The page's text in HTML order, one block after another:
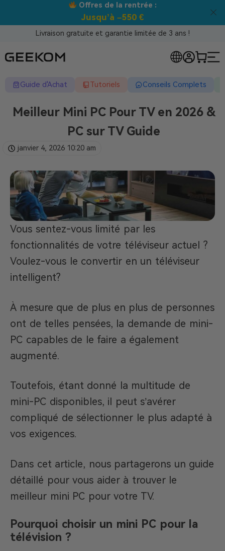
Offres de la rentrée :
Jusqu’à –550 €
Livraison gratuite et garantie limitée de 3 ans !
Guide d'Achat Tutoriels Conseils Complets
Meilleur Mini PC Pour TV en 2026 &
PC sur TV Guide
janvier 4, 2026 10:20 am
Vous sentez-vous limité par les
fonctionnalités de votre téléviseur actuel ?
Voulez-vous le convertir en un téléviseur
intelligent?
À mesure que de plus en plus de personnes
ont de telles pensées, la demande de mini-
PC capables de le faire a également
augmenté.
Toutefois, étant donné la multitude de
mini-PC disponibles, il peut s’avérer
compliqué de sélectionner le plus adapté à
vos exigences.
Dans cet article, nous partagerons un guide
détaillé pour vous aider à trouver le
meilleur mini PC pour votre TV.
Pourquoi choisir un mini PC pour la
télévision ?